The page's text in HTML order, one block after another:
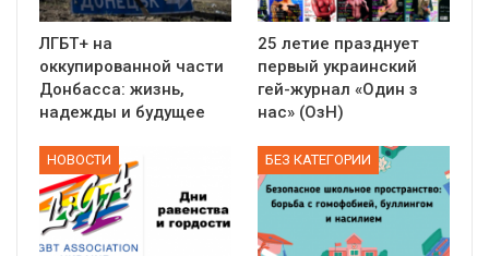
ЛГБТ+ на
оккупированной части
Донбасса: жизнь,
надежды и будущее
25 летие празднует
первый украинский
гей-журнал «Один з
нас» (ОзН)
НОВОСТИ БЕЗ КАТЕГОРИИ